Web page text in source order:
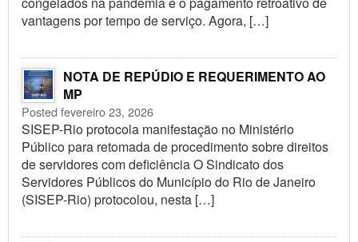
vantagens por tempo de serviço. Agora, […]
NOTA DE REPÚDIO E REQUERIMENTO AO
MP
Posted fevereiro 23, 2026
SISEP-Rio protocola manifestação no Ministério
Público para retomada de procedimento sobre direitos
de servidores com deficiência O Sindicato dos
Servidores Públicos do Município do Rio de Janeiro
(SISEP-Rio) protocolou, nesta […]